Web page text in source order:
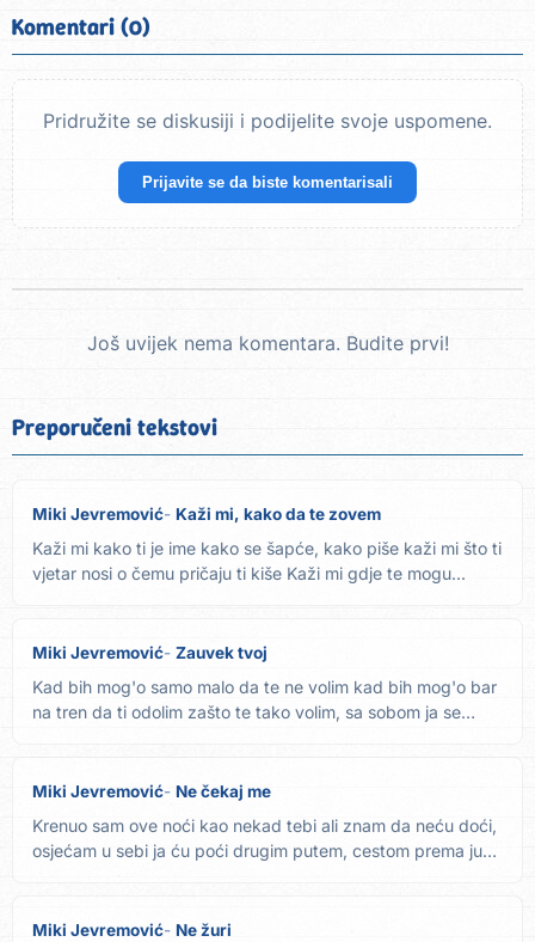
Komentari (0)
Pridružite se diskusiji i podijelite svoje uspomene.
Prijavite se da biste komentarisali
Još uvijek nema komentara. Budite prvi!
Preporučeni tekstovi
Miki Jevremović Kaži mi, kako da te zovem
Kaži mi kako ti je ime kako se šapće, kako piše kaži mi što ti
vjetar nosi o čemu pričaju ti kiše Kaži mi gdje te mogu...
Miki Jevremović Zauvek tvoj
Kad bih mog'o samo malo da te ne volim kad bih mog'o bar
na tren da ti odolim zašto te tako volim, sa sobom ja se
Miki Jevremović Ne čekaj me
Krenuo sam ove noći kao nekad tebi ali znam da neću doći,
osjećam u sebi ja ću poći drugim putem, cestom prema jugu
Miki Jevremović Ne žuri